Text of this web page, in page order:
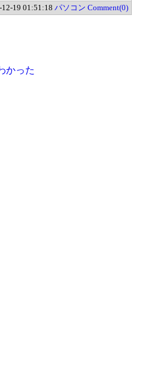
12-19 01:51:18 パソコン Comment(0)
かった